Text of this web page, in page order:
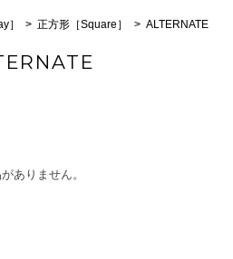
］ 正方形［Square］ ALTERNATE
ありません。